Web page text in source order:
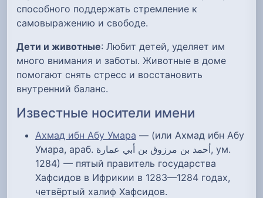
способного поддержать стремление к
самовыражению и свободе.
Дети и животные: Любит детей, уделяет им
много внимания и заботы. Животные в доме
помогают снять стресс и восстановить
внутренний баланс.
Известные носители имени
Ахмад ибн Абу Умара — (или Ахмад ибн Абу
Умара, араб. أحمد بن مرزوق بن أبي عمارة‎, ум.
1284) — пятый правитель государства
Хафсидов в Ифрикии в 1283—1284 годах,
четвёртый халиф Хафсидов.